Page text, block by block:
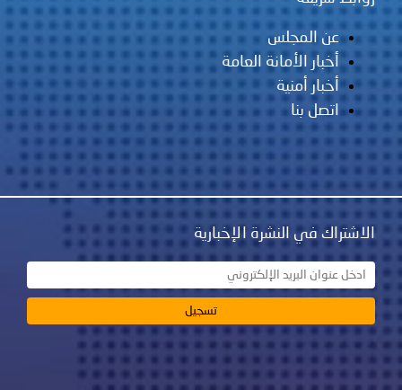
عن المجلس
أخبار الأمانة العامة
أخبار أمنية
اتصل بنا
الاشتراك في النشرة الإخبارية